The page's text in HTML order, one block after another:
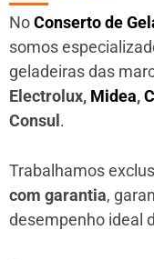
NoConserto de
somos
geladeiras das
Electrolux, Midea,
Consul.
Trabalhamos
com garantia,
desempenho ideal